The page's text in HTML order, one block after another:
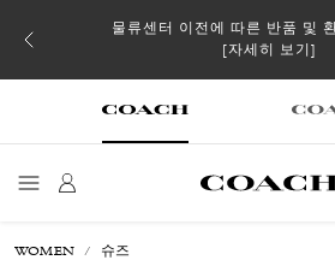
스트
물류센터 이전에 따른 반품 및
[자세히 보기]
WOMEN 슈즈